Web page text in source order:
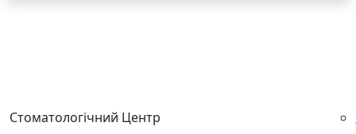
Стоматологічний Центр